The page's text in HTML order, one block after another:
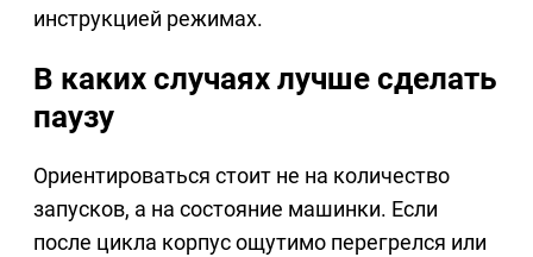
инструкцией режимах.
В каких случаях лучше сделать
паузу
Ориентироваться стоит не на количество
запусков, а на состояние машинки. Если
после цикла корпус ощутимо перегрелся или